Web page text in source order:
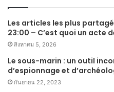
Les articles les plus
23:00 – C’est quoi un acte
สิงหาคม 5, 2026
Le sous-marin : un outil
d’espionnage et
กันยายน 22, 2023